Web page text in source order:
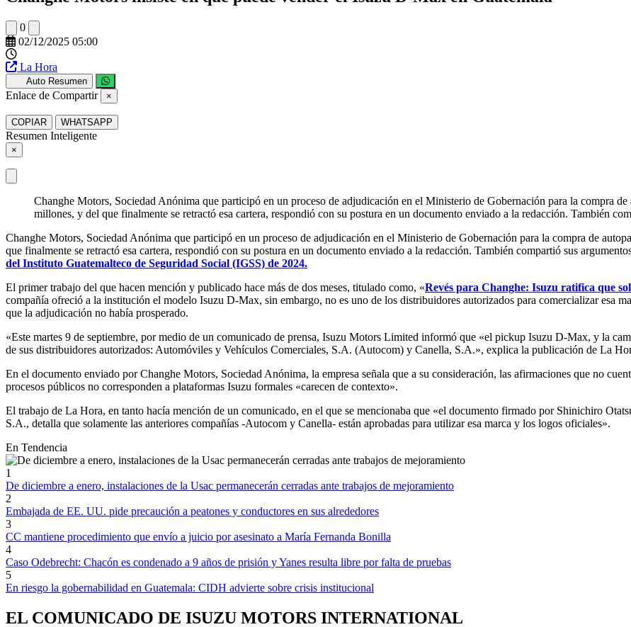
0
02/12/2025 05:00
La Hora
Auto Resumen
Enlace de Compartir ×
COPIAR WHATSAPP
Resumen Inteligente
×
Changhe Motors, Sociedad Anónima que participó en un proceso de adjudicación en el Ministerio de Gobernación para la compra
millones, y del que finalmente se retractó esa cartera, respondió con su postura en un documento enviado a la redacción. También
Changhe Motors, Sociedad Anónima que participó en un proceso de adjudicación en el Ministerio de Gobernación para la compra de
que finalmente se retractó esa cartera, respondió con su postura en un documento enviado a la redacción. También compartió sus
del Instituto Guatemalteco de Seguridad Social (IGSS) de 2024.
El primer trabajo del que hacen mención y publicado hace más de dos meses, titulado como, «Revés para Changhe: Isuzu ratifica que
compañía ofreció a la institución el modelo Isuzu D-Max, sin embargo, no es uno de los distribuidores autorizados para comercializar esa
que la adjudicación no había prosperado.
«Este martes 9 de septiembre, por medio de un comunicado de prensa, Isuzu Motors Limited informó que «el pickup Isuzu D-Max, y la
de sus distribuidores autorizados: Automóviles y Vehículos Comerciales, S.A. (Autocom) y Canella, S.A.», explica la publicación de La
En el documento enviado por Changhe Motors, Sociedad Anónima, la empresa señala que a su consideración, las afirmaciones que no
procesos públicos no corresponden a plataformas Isuzu formales «carecen de contexto».
El trabajo de La Hora, en tanto hacía mención de un comunicado, en el que se mencionaba que «el documento firmado por Shinichiro
S.A., detalla que solamente las anteriores compañías -Autocom y Canella- están aprobadas para utilizar esa marca y los logos oficiales».
En Tendencia
1
De diciembre a enero, instalaciones de la Usac permanecerán cerradas ante trabajos de mejoramiento
2
Embajada de EE. UU. pide precaución a peatones y conductores en sus alrededores
3
CC mantiene procedimiento que envío a juicio por asesinato a María Fernanda Bonilla
4
Caso Odebrecht: Chacón es condenado a 9 años de prisión y Yanes resulta libre por falta de pruebas
5
En riesgo la gobernabilidad en Guatemala: CIDH advierte sobre crisis institucional
EL COMUNICADO DE ISUZU MOTORS INTERNATIONAL